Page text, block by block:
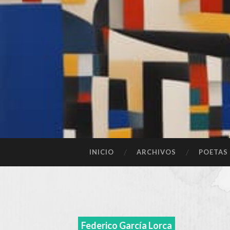
INICIO ARCHIVOS POETAS
Federico García Lorca